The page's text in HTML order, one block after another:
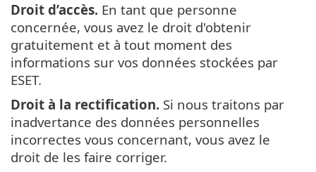
Droit d’accès. En tant que personne
concernée, vous avez le droit d'obtenir
gratuitement et à tout moment des
informations sur vos données stockées par
ESET.
Droit à la rectification. Si nous traitons par
inadvertance des données personnelles
incorrectes vous concernant, vous avez le
droit de les faire corriger.